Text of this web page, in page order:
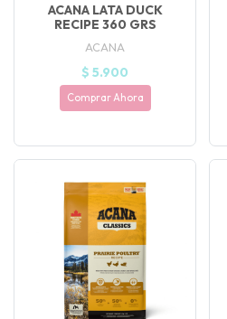
ACANA LATA DUCK
RECIPE 360 GRS
ACANA
$ 5.900
Comprar Ahora